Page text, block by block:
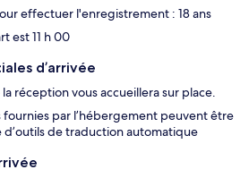
effectuer l'enregistrement : 18 ans
est 11 h 00
d’arrivée
réception vous accueillera sur place.
fournies par l’hébergement peuvent être
d’outils de traduction automatique